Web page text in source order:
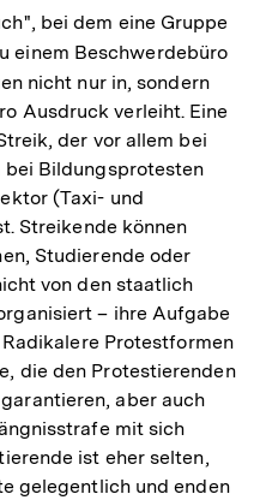
bei dem eine Gruppe
einem Beschwerdebüro
nicht nur in, sondern
Ausdruck verleiht. Eine
der vor allem bei
Bildungsprotesten
(Taxi- und
Streikende können
Studierende oder
von den staatlich
– ihre Aufgabe
Protestformen
die den Protestierenden
aber auch
mit sich
ist eher selten,
gelegentlich und enden